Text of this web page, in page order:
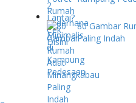
80 Gambar
Paling Indah